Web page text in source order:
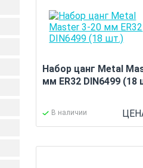
Набор цанг Metal
мм ER32 DIN6499 (18
В наличии